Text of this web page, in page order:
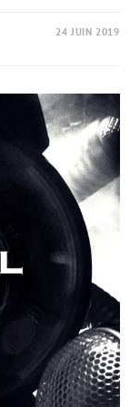
24 JUIN 2019